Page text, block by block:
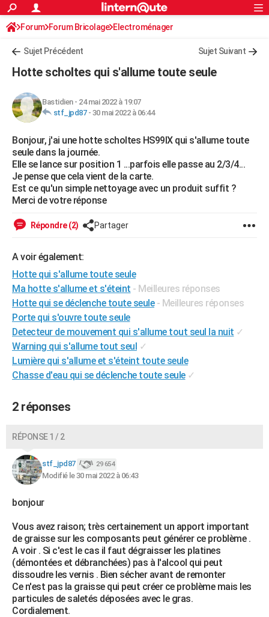
ACTUALITÉS
Politique
Société
Faits Divers
Education
Monde
Villes
+
Retraite
Impôts
Epargne
Immobilier
Risques naturels par ville
Banque
Assurance
Crédit
AUTO
HIGH-TECH
Mobiles
Meilleur smartphone
Internet
Ordinateurs
Jeux vidéo
Guide high-tech
+BRICOLAGE
Forum
Aménagement intérieur
Extérieur
Cuisine
Salle de bains
Jardinage
Rangement
WEEK-END
Art de vivre
Bien-être
Loisirs
Mode
Modes de vie
Alimentation
Guide de la santé
Maladies
Médicaments
Sommeil
VOYAGE
Destinations
City break
Voyage nature
Voyage de noces
Forum
Climat
+PHOTO
GUIDES D'ACHAT
BONS PLANS
CARTE DE VOEUX
Carte de Noël
Carte Bonne année
Carte Saint-Valentin
Carte Pâques
Carte d'anniversaire
DICTIONNAIRE
Dictionnaire
Biographies
Citations
Expressions
Proverbes
PROGRAMME TV
COPAINS D'AVANT
AVIS DE DÉCÈS
FORUM
Bricolage
Lifestyle
Culture
Sport
Auto
Television
Voyage
Cinema
S'inscrire
Connexion
Forum Forum Bricolage Electroménager
Sujet Précédent Sujet Suivant
Hotte scholtes qui s'allume toute seule
Bastidien- 24 mai 2022 à 19:07
stf_jpd87- 30 mai 2022 à 06:44
Bonjour, j'ai une hotte scholtes HS99IX qui s'allume toute
seule dans la journée.
Elle se lance sur position 1 ...parfois elle passe au 2/3/4...
Je pense que cela vient de la carte.
Est ce qu'un simple nettoyage avec un produit suffit ?
Merci de votre réponse
Répondre (2) Partager
A voir également:
Hotte qui s'allume toute seule
Ma hotte s'allume et s'éteint - Meilleures réponses
Hotte qui se déclenche toute seule - Meilleures réponses
Porte qui s'ouvre toute seule
Detecteur de mouvement qui s'allume tout seul la nuit ✓
Warning qui s'allume tout seul ✓
Lumière qui s'allume et s'éteint toute seule
Chasse d'eau qui se déclenche toute seule ✓
2 réponses
RÉPONSE 1 / 2
stf_jpd87 29 654
Modifié le 30 mai 2022 à 06:43
bonjour
Vous avez raison; très certainement un apport important
de graisse sur les composants peut générer ce problème .
A voir . Si c'est le cas il faut dégraisser les platines
(démontées et débranchées) pas à l'alcool qui peut
dissoudre les vernis . Bien sécher avant de remonter
Ce n'est pas la graisse qui peut créer ce problème mais les
particules de saletés déposées avec le gras.
Cordialement.